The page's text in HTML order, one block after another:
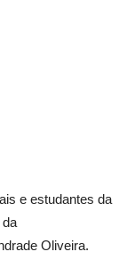
e estudantes da
da
Oliveira.